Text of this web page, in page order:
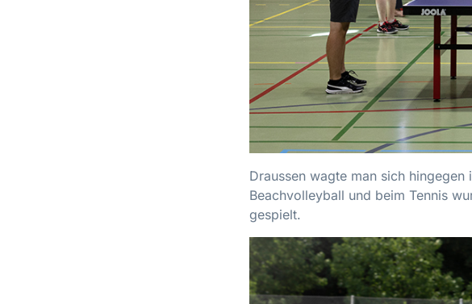
Draussen wagte man sich
Beachvolleyball und beim Tennis
gespielt.